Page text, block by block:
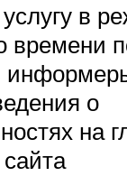
в
времени
о
на